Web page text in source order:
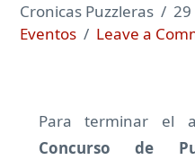
Cronicas Puzzleras
Eventos
Leave a
Para terminar el
Concurso de